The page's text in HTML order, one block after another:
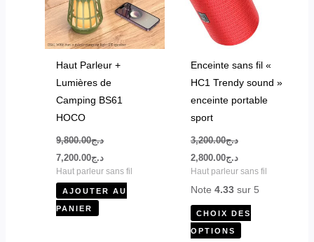
Haut Parleur +
Lumières de
Camping BS61
HOCO
د.ج9,800.00
د.ج7,200.00
Haut parleur sans fil
AJOUTER AU
PANIER
Enceinte sans fil «
HC1 Trendy sound »
enceinte portable
sport
د.ج3,200.00
د.ج2,800.00
Haut parleur sans fil
Note 4.33sur 5
CHOIX DES
OPTIONS
Les
options
peuvent
être
choisies